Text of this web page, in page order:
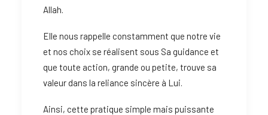
Allah.
Elle nous rappelle constamment que notre vie
et nos choix se réalisent sous Sa guidance et
que toute action, grande ou petite, trouve sa
valeur dans la reliance sincère à Lui.
Ainsi, cette pratique simple mais puissante